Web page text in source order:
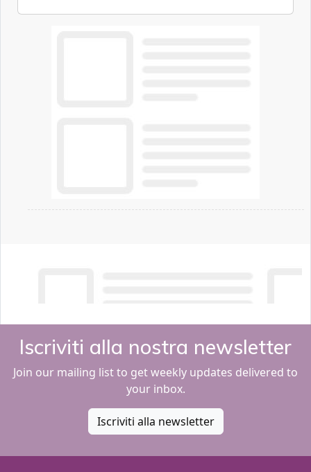
Iscriviti alla nostra newsletter
Join our mailing list to get weekly updates delivered to
your inbox.
Iscriviti alla newsletter